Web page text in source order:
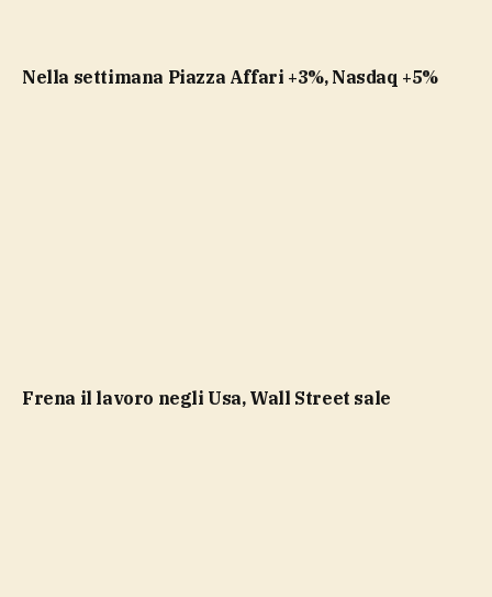
Nella settimana Piazza Affari +3%, Nasdaq +5%
Frena il lavoro negli Usa, Wall Street sale